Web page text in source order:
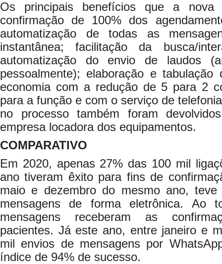
Os principais benefícios que a
confirmação de 100% dos
automatização de todas as
instantânea; facilitação da busca/
automatização do envio de laudos
pessoalmente); elaboração e
economia com a redução de 5 para 2
para a função e com o serviço de
no processo também foram
empresa locadora dos equipamentos.
COMPARATIVO
Em 2020, apenas 27% das 100 mil
ano tiveram êxito para fins de
maio e dezembro do mesmo ano,
mensagens de forma eletrônica. Ao
mensagens receberam as
pacientes. Já este ano, entre janeiro e
mil envios de mensagens por
índice de 94% de sucesso.